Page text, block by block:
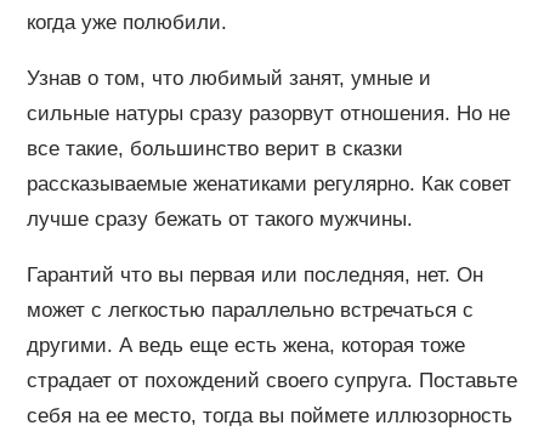
когда уже полюбили.
Узнав о том, что любимый занят, умные и
сильные натуры сразу разорвут отношения. Но не
все такие, большинство верит в сказки
рассказываемые женатиками регулярно. Как совет
лучше сразу бежать от такого мужчины.
Гарантий что вы первая или последняя, нет. Он
может с легкостью параллельно встречаться с
другими. А ведь еще есть жена, которая тоже
страдает от похождений своего супруга. Поставьте
себя на ее место, тогда вы поймете иллюзорность